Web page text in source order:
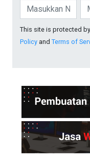
This site is protected
Policy and Terms of